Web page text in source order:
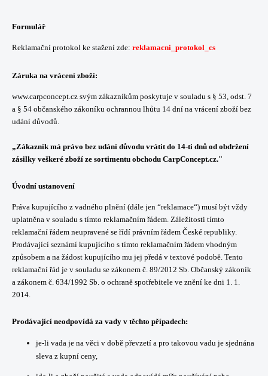
Formulář
Reklamační protokol ke stažení zde: reklamacni_protokol_cs
Záruka na vrácení zboží:
www.carpconcept.cz svým zákazníkům poskytuje v souladu s § 53, odst. 7
a § 54 občanského zákoníku ochrannou lhůtu 14 dní na vrácení zboží bez
udání důvodů.
„Zákazník má právo bez udání důvodu vrátit do 14-ti dnů od obdržení
zásilky veškeré zboží ze sortimentu obchodu CarpConcept.cz."
Úvodní ustanovení
Práva kupujícího z vadného plnění (dále jen “reklamace“) musí být vždy
uplatněna v souladu s tímto reklamačním řádem. Záležitosti tímto
reklamační řádem neupravené se řídí právním řádem České republiky.
Prodávající seznámí kupujícího s tímto reklamačním řádem vhodným
způsobem a na žádost kupujícího mu jej předá v textové podobě. Tento
reklamační řád je v souladu se zákonem č. 89/2012 Sb. Občanský zákoník
a zákonem č. 634/1992 Sb. o ochraně spotřebitele ve znění ke dni 1. 1.
2014.
Prodávající neodpovídá za vady v těchto případech:
je-li vada je na věci v době převzetí a pro takovou vadu je sjednána
sleva z kupní ceny,